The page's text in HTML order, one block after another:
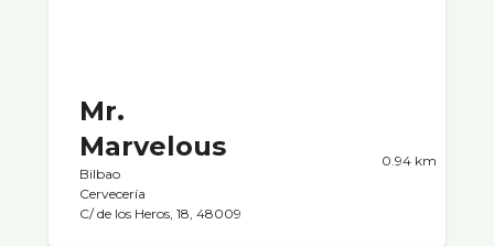
Mr.
Marvelous
Bilbao
Cervecerí­a
C/ de los Heros, 18, 48009
0.94 km